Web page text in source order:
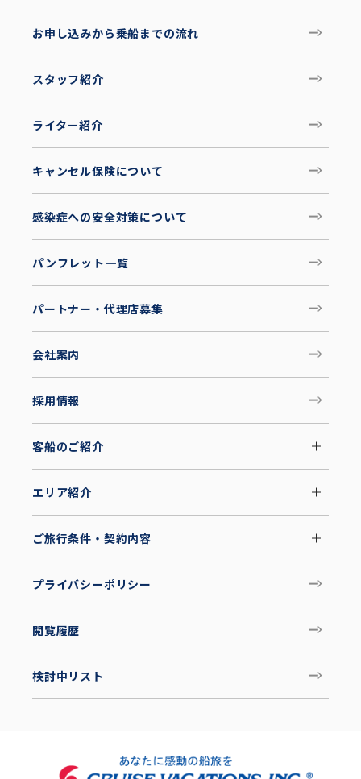
お申し込みから乗船までの流れ
スタッフ紹介
ライター紹介
キャンセル保険について
感染症への安全対策について
パンフレット一覧
パートナー・代理店募集
会社案内
採用情報
客船のご紹介
エリア紹介
ご旅行条件・契約内容
プライバシーポリシー
閲覧履歴
検討中リスト